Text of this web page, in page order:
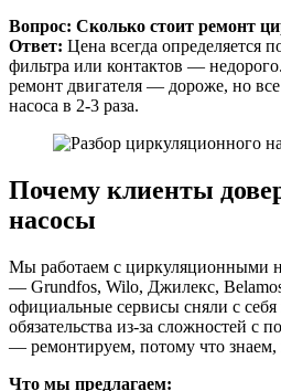
Вопрос: Сколько стоит ремонт
Ответ: Цена всегда определяется
фильтра или контактов —
ремонт двигателя — дороже, но
насоса в 2-3 раза.
Почему клиенты
насосы
Мы работаем с циркуляционными
— Grundfos, Wilo, Джилекс,
официальные сервисы сняли с
обязательства из-за сложностей с
— ремонтируем, потому что знаем,
Что мы предлагаем: